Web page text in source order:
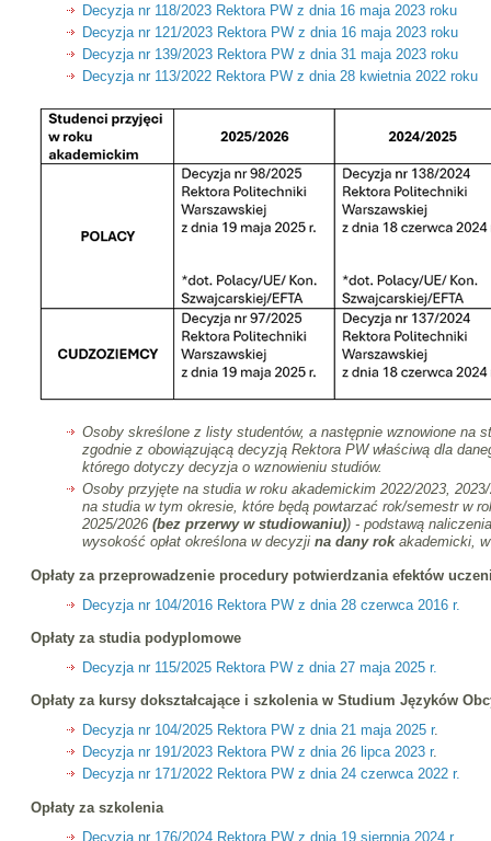
Decyzja nr 118/2023 Rektora PW z dnia 16 maja 2023 roku
Decyzja nr 121/2023 Rektora PW z dnia 16 maja 2023 roku
Decyzja nr 139/2023 Rektora PW z dnia 31 maja 2023 roku
Decyzja nr 113/2022 Rektora PW z dnia 28 kwietnia 2022 roku
Osoby skreślone z listy studentów, a następnie wznowione na
zgodnie z obowiązującą decyzją Rektora PW właściwą dla
którego dotyczy decyzja o wznowieniu studiów.
Osoby przyjęte na studia w roku akademickim 2022/2023, 2023
na studia w tym okresie, które będą powtarzać rok/semestr w
2025/2026(bez przerwy w studiowaniu)) - podstawą
wysokość opłat określona w decyzjina dany rokakademicki,
Opłaty za przeprowadzenie procedury potwierdzania efektów
Decyzja nr 104/2016 Rektora PW z dnia 28 czerwca 2016 r.
Opłaty za studia podyplomowe
Decyzja nr 115/2025 Rektora PW z dnia 27 maja 2025 r.
Opłaty za kursy dokształcające i szkolenia w Studium Języków
Decyzja nr 104/2025 Rektora PW z dnia 21 maja 2025 r.
Decyzja nr 191/2023 Rektora PW z dnia 26 lipca 2023 r.
Decyzja nr 171/2022 Rektora PW z dnia 24 czerwca 2022 r.
Opłaty za szkolenia
Decyzja nr 176/2024 Rektora PW z dnia 19 sierpnia 2024 r.